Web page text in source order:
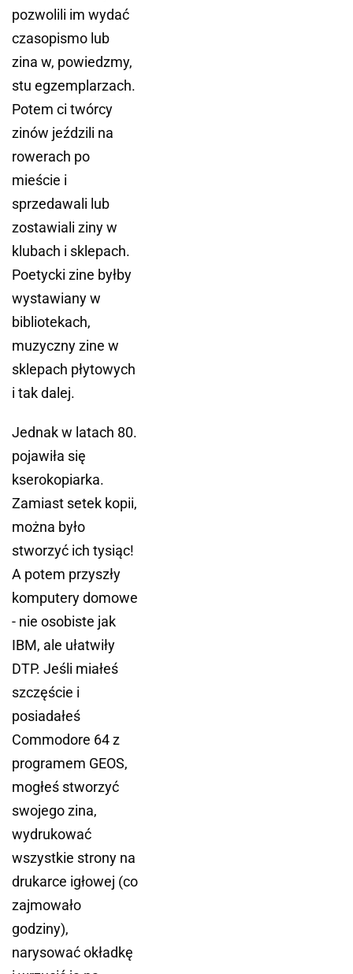
pozwolili im wydać
czasopismo lub
zina w, powiedzmy,
stu egzemplarzach.
Potem ci twórcy
zinów jeździli na
rowerach po
mieście i
sprzedawali lub
zostawiali ziny w
klubach i sklepach.
Poetycki zine byłby
wystawiany w
bibliotekach,
muzyczny zine w
sklepach płytowych
i tak dalej.
Jednak w latach 80.
pojawiła się
kserokopiarka.
Zamiast setek kopii,
można było
stworzyć ich tysiąc!
A potem przyszły
komputery domowe
- nie osobiste jak
IBM, ale ułatwiły
DTP. Jeśli miałeś
szczęście i
posiadałeś
Commodore 64 z
programem GEOS,
mogłeś stworzyć
swojego zina,
wydrukować
wszystkie strony na
drukarce igłowej (co
zajmowało
godziny),
narysować okładkę